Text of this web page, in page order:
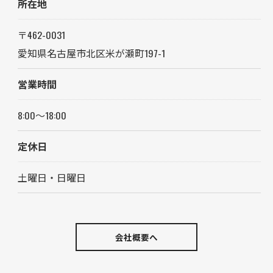
所在地
〒462-0031
愛知県名古屋市北区米が瀬町197-1
営業時間
8:00～18:00
定休日
土曜日・日曜日
会社概要へ